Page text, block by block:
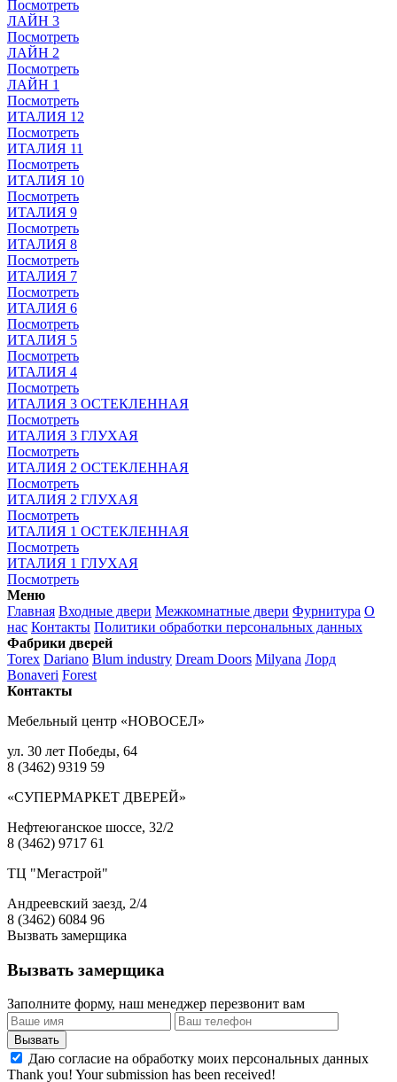
Посмотреть
ЛАЙН 3
Посмотреть
ЛАЙН 2
Посмотреть
ЛАЙН 1
Посмотреть
ИТАЛИЯ 12
Посмотреть
ИТАЛИЯ 11
Посмотреть
ИТАЛИЯ 10
Посмотреть
ИТАЛИЯ 9
Посмотреть
ИТАЛИЯ 8
Посмотреть
ИТАЛИЯ 7
Посмотреть
ИТАЛИЯ 6
Посмотреть
ИТАЛИЯ 5
Посмотреть
ИТАЛИЯ 4
Посмотреть
ИТАЛИЯ 3 ОСТЕКЛЕННАЯ
Посмотреть
ИТАЛИЯ 3 ГЛУХАЯ
Посмотреть
ИТАЛИЯ 2 ОСТЕКЛЕННАЯ
Посмотреть
ИТАЛИЯ 2 ГЛУХАЯ
Посмотреть
ИТАЛИЯ 1 ОСТЕКЛЕННАЯ
Посмотреть
ИТАЛИЯ 1 ГЛУХАЯ
Посмотреть
Меню
Главная Входные двери Межкомнатные двери Фурнитура О
нас Контакты Политики обработки персональных данных
Фабрики дверей
Torex Dariano Blum industry Dream Doors Milyana Лорд
Bonaveri Forest
Контакты
Мебельный центр «НОВОСЕЛ»
ул. 30 лет Победы, 64
8 (3462) 9319 59
«СУПЕРМАРКЕТ ДВЕРЕЙ»
Нефтеюганское шоссе, 32/2
8 (3462) 9717 61
ТЦ "Мегастрой"
Андреевский заезд, 2/4
8 (3462) 6084 96
Вызвать замерщика
Вызвать замерщика
Заполните форму, наш менеджер перезвонит вам
Даю согласие на обработку моих персональных данных
Thank you! Your submission has been received!